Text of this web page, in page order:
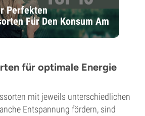
Perfekten
Für Den Konsum Am
für optimale Energie
mit jeweils unterschiedlichen
Entspannung fördern, sind